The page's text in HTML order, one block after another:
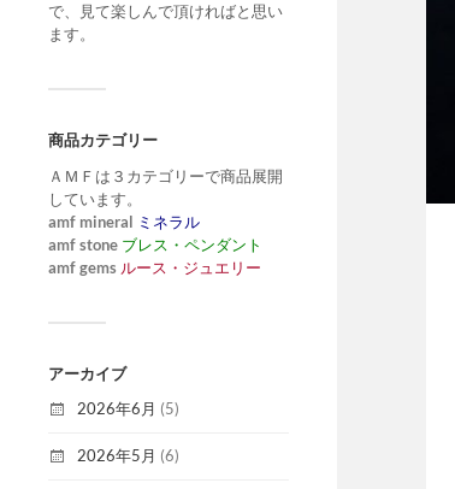
で、見て楽しんで頂ければと思い
ます。
商品カテゴリー
ＡＭＦは３カテゴリーで商品展開
しています。
amf mineral ミネラル
amf stone ブレス・ペンダント
amf gems ルース・ジュエリー
アーカイブ
2026年6月 (5)
2026年5月 (6)